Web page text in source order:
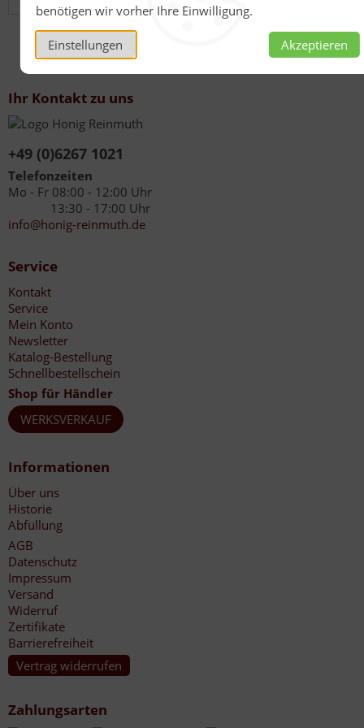
benötigen wir vorher Ihre Einwilligung.
Einstellungen Akzeptieren
Ihr Kontakt zu uns
+49 (0)6267 1021
Telefonzeiten
Mo - Fr 08:00 - 12:00 Uhr
13:30 - 17:00 Uhr
info@honig-reinmuth.de
Service
Kontakt
Service
Mein Konto
Newsletter
Katalog-Bestellung
Schnellbestellschein
Shop für Händler
WERKSVERKAUF
Informationen
Über uns
Historie
Abfüllung
AGB
Datenschutz
Impressum
Versand
Widerruf
Zertifikate
Barrierefreiheit
Vertrag widerrufen
Zahlungsarten